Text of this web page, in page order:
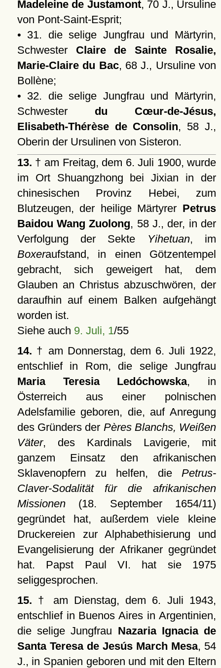
Madeleine de Justamont, 70 J., Ursuline
von Pont-Saint-Esprit;
• 31. die selige Jungfrau und Märtyrin,
Schwester Claire de Sainte Rosalie,
Marie-Claire du Bac, 68 J., Ursuline von
Bollène;
• 32. die selige Jungfrau und Märtyrin,
Schwester du Cœur-de-Jésus,
Elisabeth-Thérèse de Consolin, 58 J.,
Oberin der Ursulinen von Sisteron.
13. † am Freitag, dem 6. Juli 1900, wurde
im Ort Shuangzhong bei Jixian in der
chinesischen Provinz Hebei, zum
Blutzeugen, der heilige Märtyrer Petrus
Baidou Wang Zuolong, 58 J., der, in der
Verfolgung der Sekte Yihetuan, im
Boxeraufstand, in einen Götzentempel
gebracht, sich geweigert hat, dem
Glauben an Christus abzuschwören, der
daraufhin auf einem Balken aufgehängt
worden ist.
Siehe auch 9. Juli, 1/55
14. † am Donnerstag, dem 6. Juli 1922,
entschlief in Rom, die selige Jungfrau
Maria Teresia Ledóchowska, in
Österreich aus einer polnischen
Adelsfamilie geboren, die, auf Anregung
des Gründers der Pères Blanchs, Weißen
Väter, des Kardinals Lavigerie, mit
ganzem Einsatz den afrikanischen
Sklavenopfern zu helfen, die Petrus-
Claver-Sodalität für die afrikanischen
Missionen(18. September 1654/11)
gegründet hat, außerdem viele kleine
Druckereien zur Alphabethisierung und
Evangelisierung der Afrikaner gegründet
hat. Papst Paul VI. hat sie 1975
seliggesprochen.
15. † am Dienstag, dem 6. Juli 1943,
entschlief in Buenos Aires in Argentinien,
die selige Jungfrau Nazaria Ignacia de
Santa Teresa de Jesús March Mesa, 54
J., in Spanien geboren und mit den Eltern